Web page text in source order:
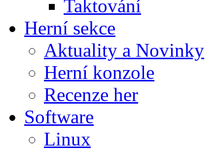
Taktování
Herní sekce
Aktuality a Novinky
Herní konzole
Recenze her
Software
Linux